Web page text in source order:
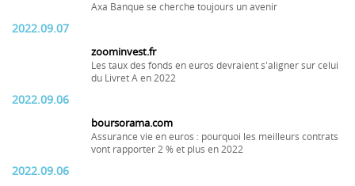
Axa Banque se cherche toujours un avenir
2022.09.07
zoominvest.fr
Les taux des fonds en euros devraient s'aligner sur celui
du Livret A en 2022
2022.09.06
boursorama.com
Assurance vie en euros : pourquoi les meilleurs contrats
vont rapporter 2 % et plus en 2022
2022.09.06